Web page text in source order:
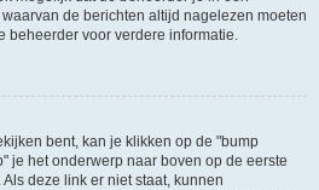
de berichten altijd nagelezen moeten
beheerder voor verdere informatie.
bent, kan je klikken op de "bump
je het onderwerp naar boven op de eerste
deze link er niet staat, kunnen